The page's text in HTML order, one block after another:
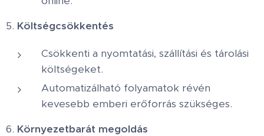
5. Költségcsökkentés
Csökkenti a nyomtatási, szállítási és tárolási
költségeket.
Automatizálható folyamatok révén
kevesebb emberi erőforrás szükséges.
6. Környezetbarát megoldás